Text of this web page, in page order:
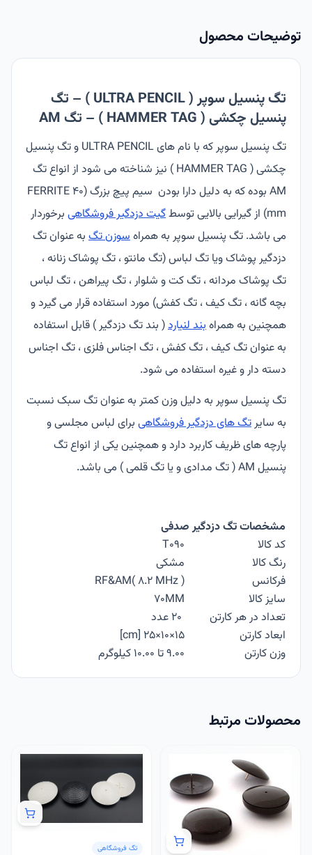
توضیحات محصول
تگ پنسیل سوپر ( ULTRA PENCIL ) – تگ
پنسیل چکشی ( HAMMER TAG ) – تگ AM
تگ پنسیل سوپر که با نام های ULTRA PENCIL و تگ پنسیل
چکشی ( HAMMER TAG ) نیز شناخته می شود از انواع تگ
AM بوده که به دلیل دارا بودن سیم پیچ بزرگ (FERRITE 40
mm) از گیرایی بالایی توسط
گیت دزدگیر فروشگاهی برخوردار
می باشد. تگ پنسیل سوپر به همراهسوزن تگ به عنوان تگ
دزدگیر پوشاک ویا تگ لباس (تگ مانتو ، تگ پوشاک زنانه ،
تگ پوشاک مردانه ، تگ کت و شلوار ، تگ پیراهن ، تگ لباس
بچه گانه ، تگ کیف ، تگ کفش) مورد استفاده قرار می گیرد و
همچنین به همراهبند لنیارد( بند تگ دزدگیر ) قابل استفاده
به عنوان تگ کیف ، تگ کفش ، تگ اجناس فلزی ، تگ اجناس
دسته دار و غیره استفاده می شود.
تگ پنسیل سوپر به دلیل وزن کمتر به عنوان تگ سبک نسبت
به سایرتگ های دزدگیر فروشگاهی برای لباس مجلسی و
پارچه های ظریف کاربرد دارد و همچنین یکی از انواع تگ
پنسیل AM ( تگ مدادی و یا تگ قلمی ) می باشد.
مشخصات تگ دزدگیر صدفی
کد کالا
T090
رنگ کالا
مشکی
فرکانس
RF&AM( 8.2 MHz )
سایز کالا
70MM
تعداد در هر کارتن
ابعاد کارتن
15×10×25 [cm]
وزن کارتن
9.00 تا 10.00 کیلوگرم
محصولات مرتبط
تگ فروشگاهی